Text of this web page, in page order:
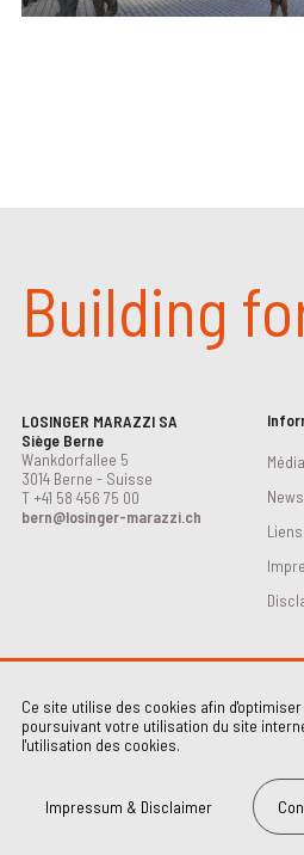
Building
LOSINGER MARAZZI SA
Siège Berne
Wankdorfallee 5
3014 Berne - Suisse
T +41 58 456 75 00
bern@losinger-marazzi.ch
2026 Losinger Marazzi AG
Ce site utilise des cookies afin
poursuivant votre utilisation du site
l'utilisation des cookies.
Impressum & Disclaimer